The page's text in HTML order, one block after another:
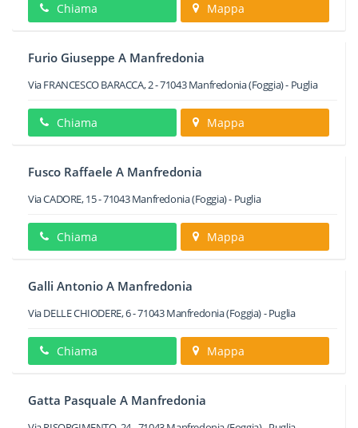
Chiama Mappa
Furio Giuseppe A Manfredonia
Via FRANCESCO BARACCA, 2-71043 Manfredonia(Foggia) - Puglia
Chiama Mappa
Fusco Raffaele A Manfredonia
Via CADORE, 15-71043 Manfredonia(Foggia) - Puglia
Chiama Mappa
Galli Antonio A Manfredonia
Via DELLE CHIODERE, 6-71043Manfredonia(Foggia) -Puglia
Chiama Mappa
Gatta Pasquale A Manfredonia